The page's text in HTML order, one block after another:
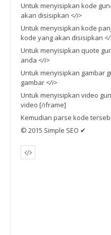
Untuk menyisipkan kode
akan disisipkan </i>
Untuk menyisipkan kode
kode yang akan disisipkan
Untuk menyisipkan quote
anda </i>
Untuk menyisipkan gambar
gambar </i>
Untuk menyisipkan video
video [/iframe]
Kemudian parse kode
© 2015 Simple SEO ✔